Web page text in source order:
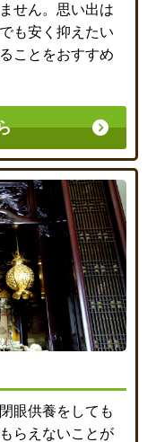
せん。思い出は
も安く抑えたい
ことをおすすめ
眼供養をしても
らえないことが